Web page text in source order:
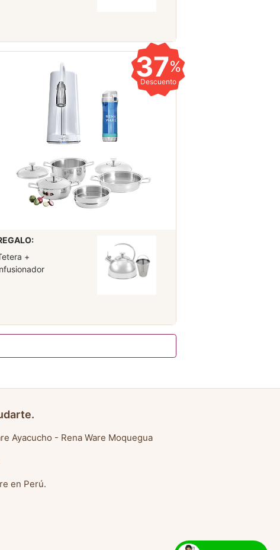
37%
Descuento
+
Ayacucho - Rena Ware Moquegua
en Perú.